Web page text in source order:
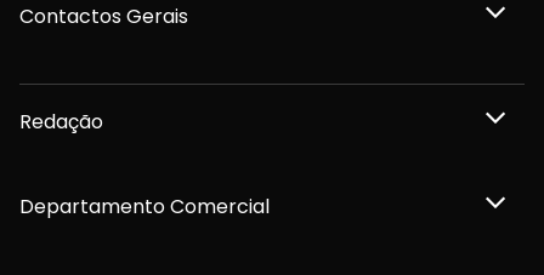
Contactos Gerais
Redação
Departamento Comercial